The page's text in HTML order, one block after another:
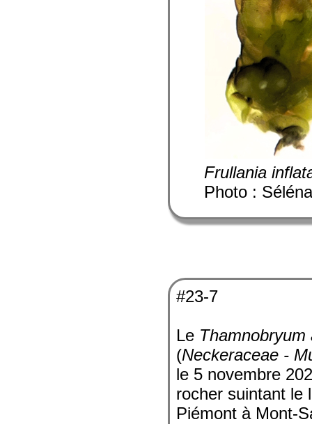
Frullania
Photo :
#23-7
Le Thamnobryum
(Neckeraceae -
le 5 novembre
rocher suintant le
Piémont à Mont-